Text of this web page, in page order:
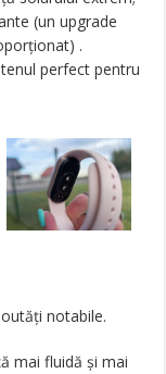
(un upgrade
.
perfect pentru
notabile.
mai fluidă și mai